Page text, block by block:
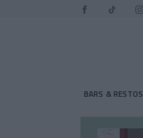
BARS & RESTOS